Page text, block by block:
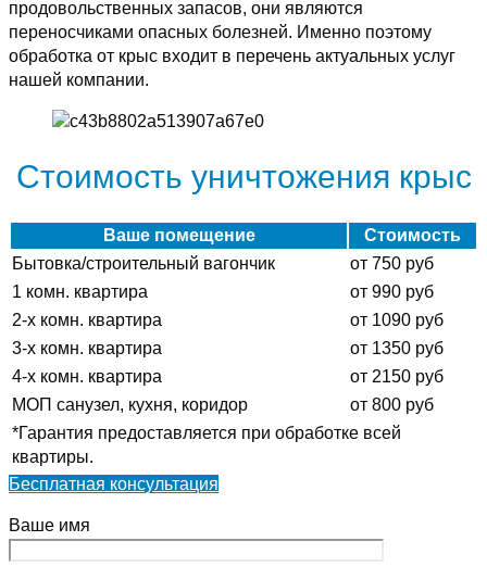
продовольственных запасов, они являются
переносчиками опасных болезней. Именно поэтому
обработка от крыс входит в перечень актуальных услуг
нашей компании.
Стоимость уничтожения крыс
Ваше помещение
Стоимость
Бытовка/строительный вагончик
от 750 руб
1 комн. квартира
от 990 руб
2-х комн. квартира
от 1090 руб
3-х комн. квартира
от 1350 руб
4-х комн. квартира
от 2150 руб
МОП санузел, кухня, коридор
от 800 руб
*Гарантия предоставляется при обработке всей
квартиры.
Бесплатная консультация
Ваше имя